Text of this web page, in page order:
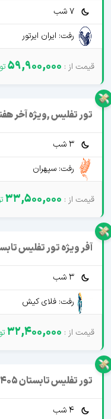
7 شب
رفت: ایران ایرتور
59,900,000
تور تفلیس ,ویژه آخر هفته
3 شب
رفت: سپهران
33,500,000
آفر ویژه تور تفلیس تابستان
3 شب
رفت: فلای کیش
32,400,000
تور تفلیس تابستان 1405 وارش
4 شب